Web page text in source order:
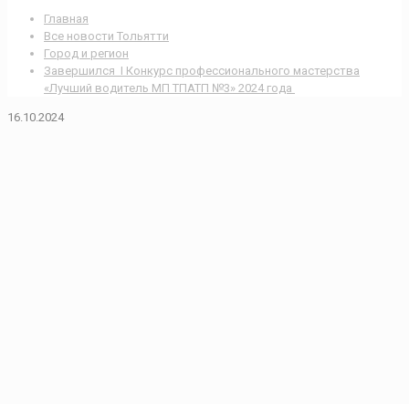
Главная
Все новости Тольятти
Город и регион
Завершился I Конкурс профессионального мастерства
«Лучший водитель МП ТПАТП №3» 2024 года
16.10.2024